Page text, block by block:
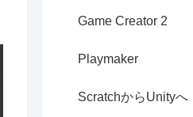
Game Creator 2
Playmaker
ScratchからUnityへ